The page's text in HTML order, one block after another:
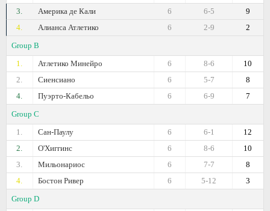
3.
Америка де Кали 9
6-5
6
4.
Алианса Атлетико 2
2-9
6
Group B
1.
Атлетико Минейро 10
8-6
6
2.
Сиенсиано 8
5-7
6
4.
Пуэрто-Кабельо 7
6-9
6
Group C
1.
Сан-Паулу 12
6-1
6
2.
О'Хиггинс 10
8-6
6
3.
Мильонариос 8
7-7
6
4.
Бостон Ривер 3
5-12
6
Group D